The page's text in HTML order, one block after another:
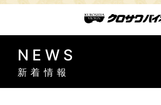
NEWS
新着情報